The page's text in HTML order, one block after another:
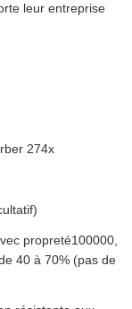
leur entreprise
274x
propreté100000,
40 à 70% (pas de